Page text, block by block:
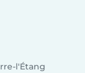
l'Étang